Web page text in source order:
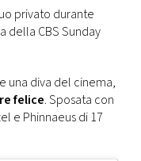
privato durante
della CBS Sunday
una diva del cinema,
felice. Sposata con
e Phinnaeus di 17